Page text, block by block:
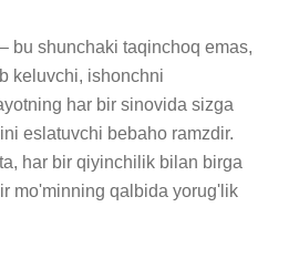
bu shunchaki taqinchoq emas,
keluvchi, ishonchni
har bir sinovida sizga
eslatuvchi bebaho ramzdir.
har bir qiyinchilik bilan birga
mo'minning qalbida yorug'lik